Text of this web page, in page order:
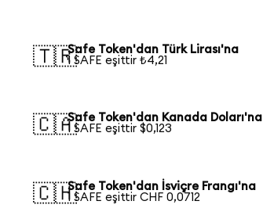
🇹🇷Safe Token'dan Türk Lirası'na
1 SAFE eşittir ₺4,21
🇨🇦Safe Token'dan Kanada Doları'na
1 SAFE eşittir $0,123
🇨🇭Safe Token'dan İsviçre Frangı'na
1 SAFE eşittir CHF 0,0712